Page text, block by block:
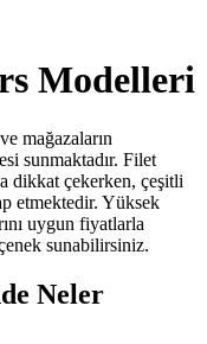
Modelleri
mağazaların
sunmaktadır. Filet
dikkat çekerken, çeşitli
etmektedir. Yüksek
uygun fiyatlarla
sunabilirsiniz.
Neler